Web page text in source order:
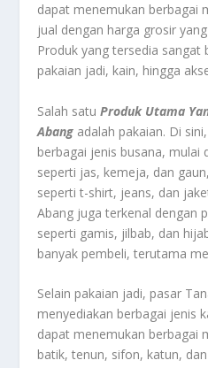
dapat menemukan berbagai
jual dengan harga grosir
Produk yang tersedia sangat
pakaian jadi, kain, hingga
Salah satuProduk Utama
Abang adalah pakaian. Di
berbagai jenis busana, mulai
seperti jas, kemeja, dan
seperti t-shirt, jeans, dan
Abang juga terkenal dengan
seperti gamis, jilbab, dan
banyak pembeli, terutama
Selain pakaian jadi, pasar
menyediakan berbagai jenis
dapat menemukan berbagai
batik, tenun, sifon, katun,